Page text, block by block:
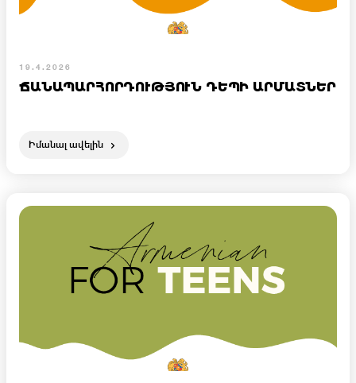
19.4.2026
ՃԱՆԱՊԱՐՀՈՐԴՈՒԹՅՈՒՆ ԴԵՊԻ ԱՐՄԱՏՆԵՐ
Իմանալ ավելին